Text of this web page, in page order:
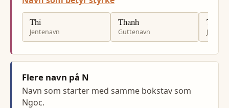
Thi
Jentenavn
Thanh
Guttenavn
Thuy
Flere navn på N
Navn som starter med samme bokstav som
Ngoc.